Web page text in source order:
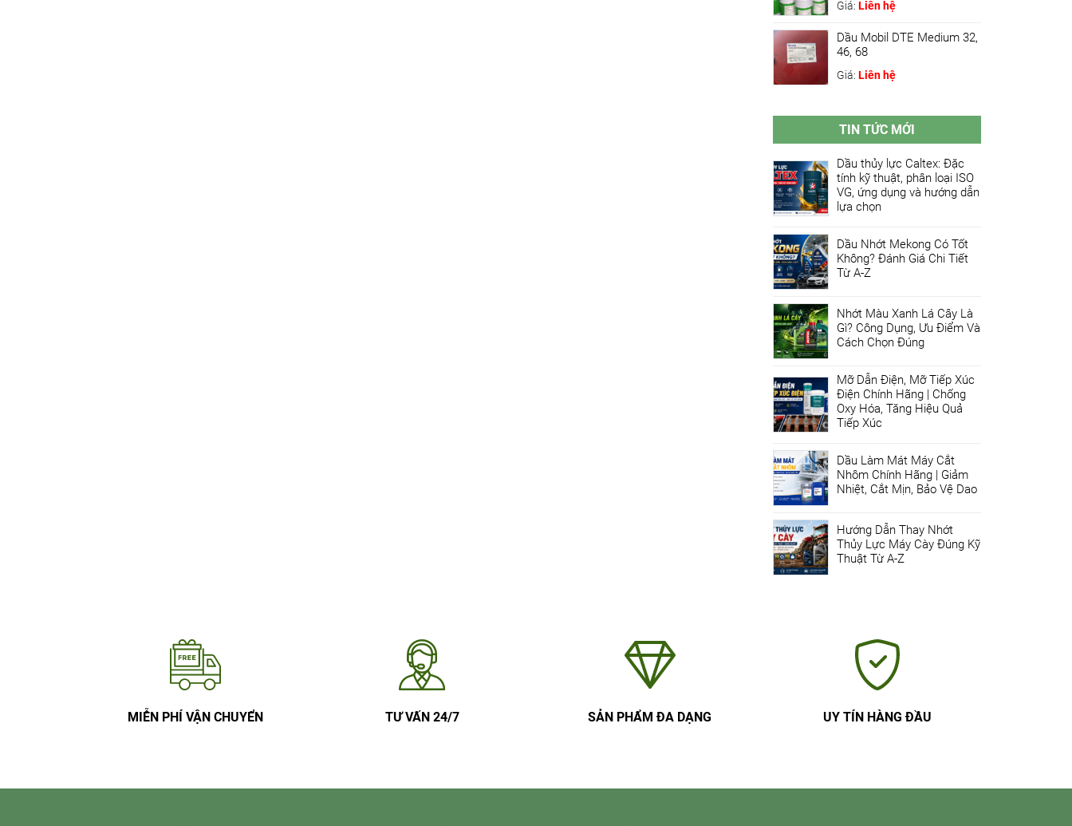
Giá: Liên hệ
Dầu Mobil DTE Medium 32,
46, 68
Giá: Liên hệ
TIN TỨC MỚI
Dầu thủy lực Caltex: Đặc
tính kỹ thuật, phân loại ISO
VG, ứng dụng và hướng dẫn
lựa chọn
Dầu Nhớt Mekong Có Tốt
Không? Đánh Giá Chi Tiết
Từ A-Z
Nhớt Màu Xanh Lá Cây Là
Gì? Công Dụng, Ưu Điểm Và
Cách Chọn Đúng
Mỡ Dẫn Điện, Mỡ Tiếp Xúc
Điện Chính Hãng | Chống
Oxy Hóa, Tăng Hiệu Quả
Tiếp Xúc
Dầu Làm Mát Máy Cắt
Nhôm Chính Hãng | Giảm
Nhiệt, Cắt Mịn, Bảo Vệ Dao
Hướng Dẫn Thay Nhớt
Thủy Lực Máy Cày Đúng Kỹ
Thuật Từ A-Z
MIỄN PHÍ VẬN CHUYỂN TƯ VẤN 24/7 SẢN PHẨM ĐA DẠNG UY TÍN HÀNG ĐẦU